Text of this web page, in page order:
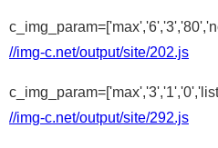
//img-c.net/output/site/202.js
//img-c.net/output/site/292.js